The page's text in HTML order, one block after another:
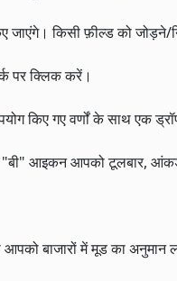
जाएंगे। किसी फ़ील्ड को
पर क्लिक करें।
किए गए वर्णों के साथ एक
आइकन आपको टूलबार,
आपको बाजारों में मूड का